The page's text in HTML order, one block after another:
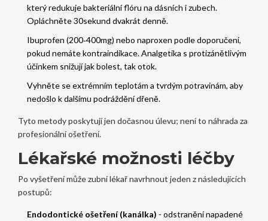
který redukuje bakteriální flóru na dásních i zubech.
Opláchněte 30sekund dvakrát denně.
Ibuprofen (200‑400mg) nebo naproxen podle doporučení,
pokud nemáte kontraindikace. Analgetika s protizánětlivým
účinkem snižují jak bolest, tak otok.
Vyhněte se extrémním teplotám a tvrdým potravinám, aby
nedošlo k dalšímu podráždění dřeně.
Tyto metody poskytují jen dočasnou úlevu; není to náhrada za
profesionální ošetření.
Lékařské možnosti léčby
Po vyšetření může zubní lékař navrhnout jeden z následujících
postupů:
Endodontické ošetření (kanálka) - odstranění napadené